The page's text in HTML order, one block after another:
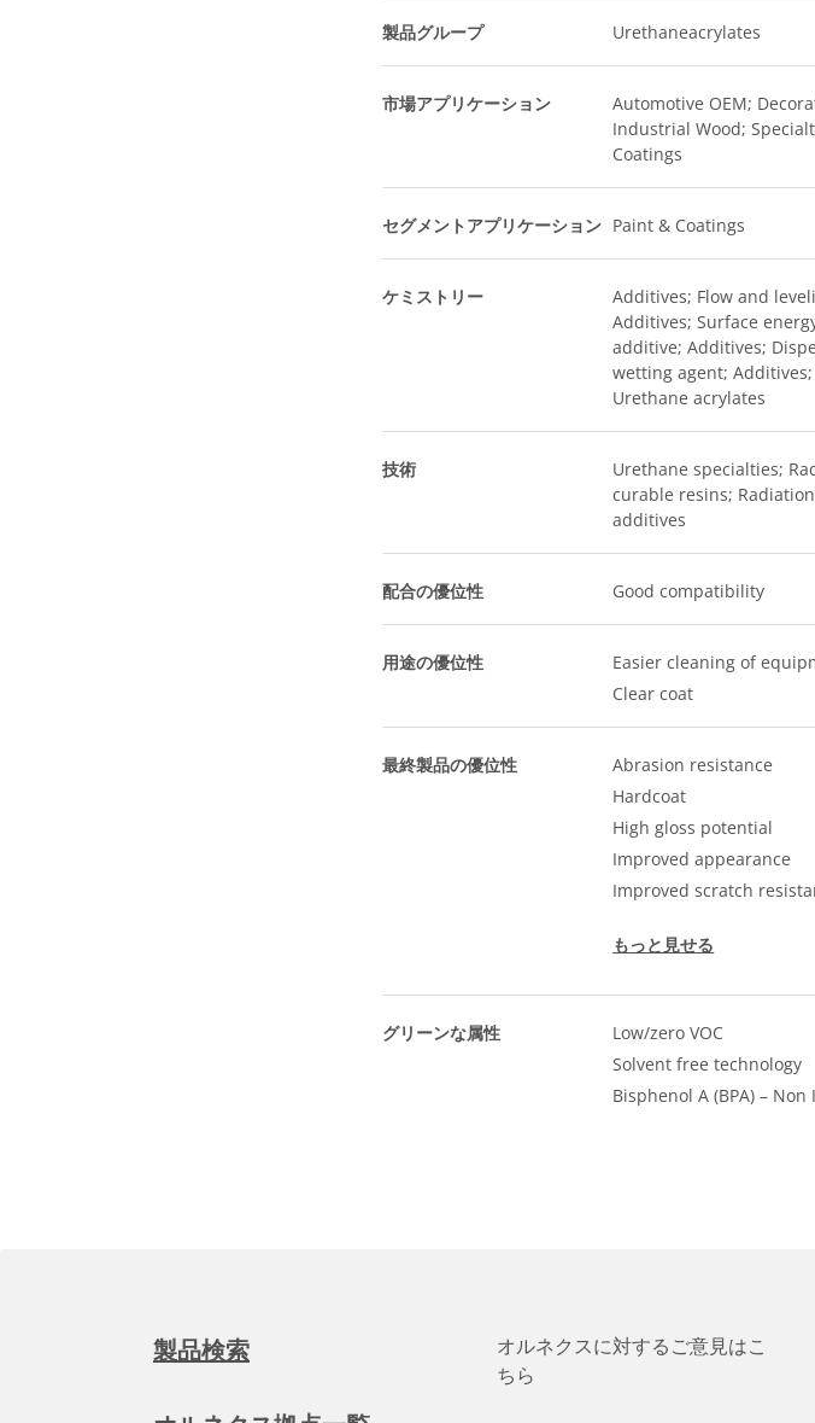
製品グループ Urethaneacrylates
市場アプリケーション
Automotive OEM;
Industrial Wood;
Coatings
セグメントアプリケーション Paint & Coatings
ケミストリー
Additives; Flow and
Additives; Surface
additive; Additives;
wetting agent;
Urethane acrylates
技術
Urethane specialties;
curable resins;
additives
配合の優位性 Good compatibility
用途の優位性
Easier cleaning of
Clear coat
最終製品の優位性
Abrasion resistance
Hardcoat
High gloss potential
Improved appearance
Improved scratch
もっと見せる
グリーンな属性
Low/zero VOC
Solvent free technology
Bisphenol A (BPA) –
製品検索
オルネクスに対するご意見はこ
ちら